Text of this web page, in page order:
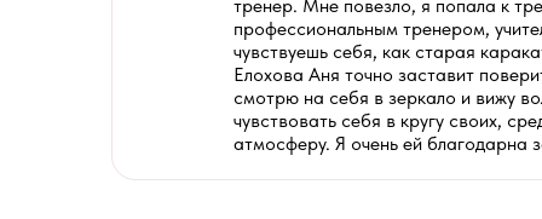
тренер. Мне повезло, я попала к
профессиональным тренером,
чувствуешь себя, как старая
Елохова Аня точно заставит
смотрю на себя в зеркало и вижу
чувствовать себя в кругу своих,
атмосферу. Я очень ей благодарна